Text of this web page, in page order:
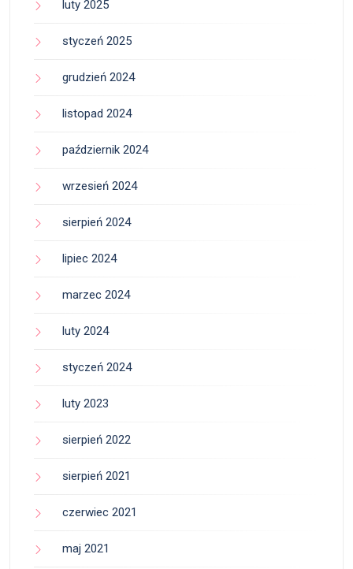
luty 2025
styczeń 2025
grudzień 2024
listopad 2024
październik 2024
wrzesień 2024
sierpień 2024
lipiec 2024
marzec 2024
luty 2024
styczeń 2024
luty 2023
sierpień 2022
sierpień 2021
czerwiec 2021
maj 2021